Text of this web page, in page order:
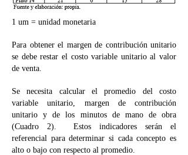
1 um = unidad monetaria
Para obtener el margen de contribución unitario
se debe restar el costo variable unitario al valor
de venta.
Se necesita calcular el promedio del costo
variable unitario, margen de contribución
unitario y de los minutos de mano de obra
(Cuadro 2). Estos indicadores serán el
referencial para determinar si cada concepto es
alto o bajo con respecto al promedio.